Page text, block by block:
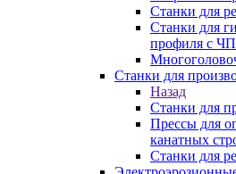
Станки для
Станки для
профиля с
Станки для
Назад
Станки для
Прессы для
канатных
Станки для